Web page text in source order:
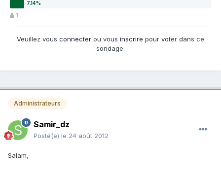
1
Veuillez vous connecter ou vous inscrire pour voter dans ce
sondage.
Administrateurs
Samir_dz
Posté(e) le 24 août 2012
Salam,